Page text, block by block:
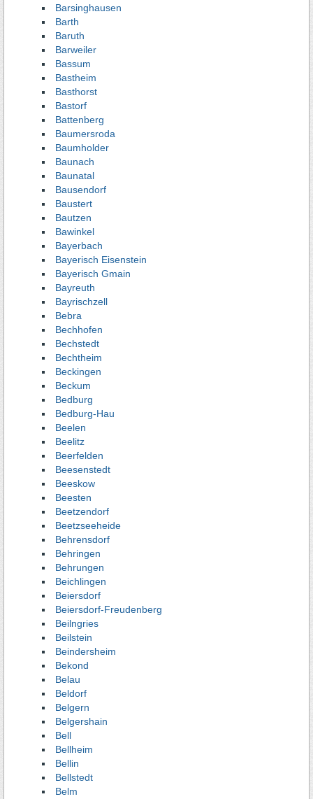
Barsinghausen
Barth
Baruth
Barweiler
Bassum
Bastheim
Basthorst
Bastorf
Battenberg
Baumersroda
Baumholder
Baunach
Baunatal
Bausendorf
Baustert
Bautzen
Bawinkel
Bayerbach
Bayerisch Eisenstein
Bayerisch Gmain
Bayreuth
Bayrischzell
Bebra
Bechhofen
Bechstedt
Bechtheim
Beckingen
Beckum
Bedburg
Bedburg-Hau
Beelen
Beelitz
Beerfelden
Beesenstedt
Beeskow
Beesten
Beetzendorf
Beetzseeheide
Behrensdorf
Behringen
Behrungen
Beichlingen
Beiersdorf
Beiersdorf-Freudenberg
Beilngries
Beilstein
Beindersheim
Bekond
Belau
Beldorf
Belgern
Belgershain
Bell
Bellheim
Bellin
Bellstedt
Belm